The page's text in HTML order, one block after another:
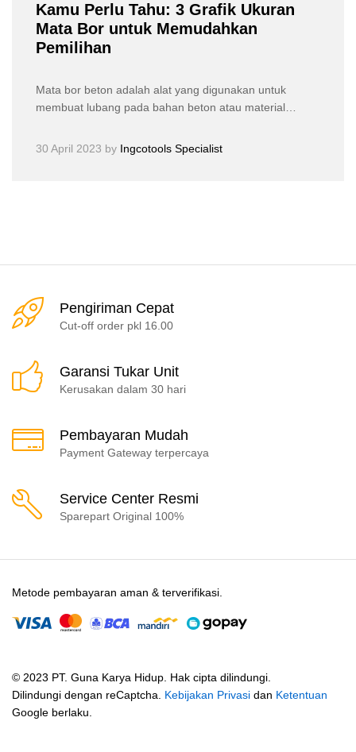
Kamu Perlu Tahu: 3 Grafik Ukuran
Mata Bor untuk Memudahkan
Pemilihan
Mata bor beton adalah alat yang digunakan untuk
membuat lubang pada bahan beton atau material…
30 April 2023 by Ingcotools Specialist
Pengiriman Cepat
Cut-off order pkl 16.00
Garansi Tukar Unit
Kerusakan dalam 30 hari
Pembayaran Mudah
Payment Gateway terpercaya
Service Center Resmi
Sparepart Original 100%
© 2023 PT. Guna Karya Hidup. Hak cipta dilindungi.
Dilindungi dengan reCaptcha. Kebijakan Privasi dan Ketentuan
Google berlaku.
Metode pembayaran aman & terverifikasi.